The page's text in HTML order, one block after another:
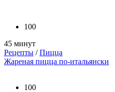
100
45 минут
Рецепты /Пицца
Жареная пицца по-итальянски
100